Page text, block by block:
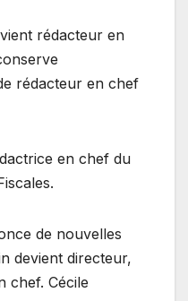
rédacteur en
rédacteur en chef
en chef du
de nouvelles
devient directeur,
chef. Cécile